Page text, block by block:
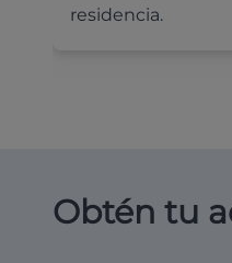
residencia.
Obtén tu